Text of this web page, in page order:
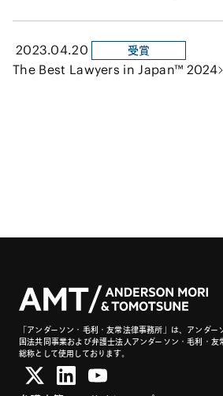
2023.04.20 受賞
The Best Lawyers in Japan™ 2024
「アンダーソン・毛利・友常法律事務所」は、アンダ
国法共同事業および弁護士法人アンダーソン・毛利・友
総称として使用しております。